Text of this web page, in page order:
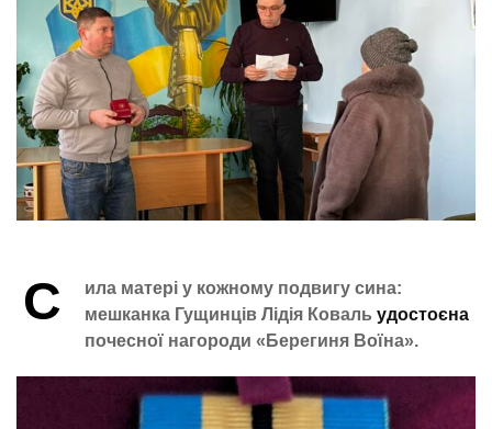
С
ила матері у кожному подвигу сина:
мешканка Гущинців Лідія Коваль удостоєна
почесної нагороди «Берегиня Воїна».